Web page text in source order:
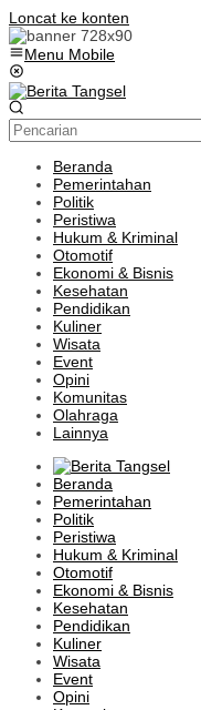
Loncat ke konten
Menu Mobile
Beranda
Pemerintahan
Politik
Peristiwa
Hukum & Kriminal
Otomotif
Ekonomi & Bisnis
Kesehatan
Pendidikan
Kuliner
Wisata
Event
Opini
Komunitas
Olahraga
Lainnya
Beranda
Pemerintahan
Politik
Peristiwa
Hukum & Kriminal
Otomotif
Ekonomi & Bisnis
Kesehatan
Pendidikan
Kuliner
Wisata
Event
Opini